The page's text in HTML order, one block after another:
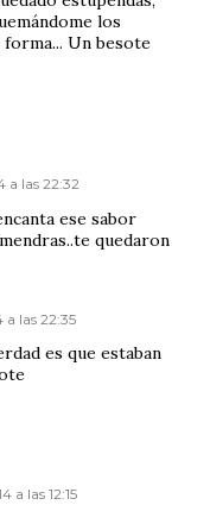
los
Un besote
a las 22:32
ese sabor
quedaron
a las 22:35
es que estaban
a las 12:15